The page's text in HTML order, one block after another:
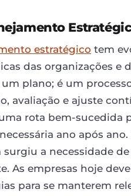
estratégico tem
das organizações e
plano; é um
avaliação e ajuste
rota bem-sucedida
ano após
a necessidade
As empresas hoje
para se manterem